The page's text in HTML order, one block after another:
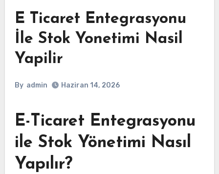
E Ticaret Entegrasyonu
İle Stok Yonetimi Nasil
Yapilir
By admin Haziran 14, 2026
E-Ticaret Entegrasyonu
ile Stok Yönetimi Nasıl
Yapılır?